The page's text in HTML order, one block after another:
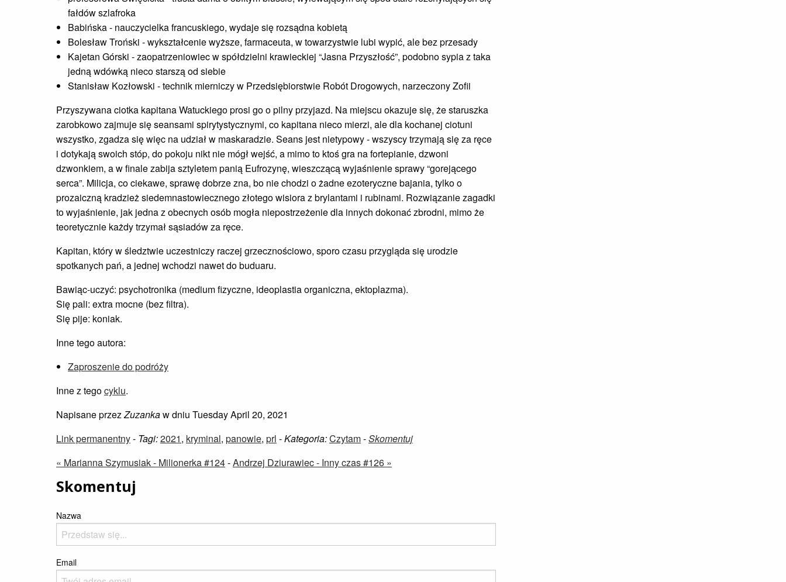
fałdów szlafroka
Babińska - nauczycielka francuskiego, wydaje się rozsądna kobietą
Bolesław Troński - wykształcenie wyższe, farmaceuta, w towarzystwie lubi wypić, ale bez przesady
Kajetan Górski - zaopatrzeniowiec w spółdzielni krawieckiej “Jasna Przyszłość”, podobno sypia z taka
jedną wdówką nieco starszą od siebie
Stanisław Kozłowski - technik mierniczy w Przedsiębiorstwie Robót Drogowych, narzeczony Zofii
Przyszywana ciotka kapitana Watuckiego prosi go o pilny przyjazd. Na miejscu okazuje się, że staruszka
zarobkowo zajmuje się seansami spirytystycznymi, co kapitana nieco mierzi, ale dla kochanej ciotuni
wszystko, zgadza się więc na udział w maskaradzie. Seans jest nietypowy - wszyscy trzymają się za ręce
i dotykają swoich stóp, do pokoju nikt nie mógł wejść, a mimo to ktoś gra na fortepianie, dzwoni
dzwonkiem, a w finale zabija sztyletem panią Eufrozynę, wieszczącą wyjaśnienie sprawy “gorejącego
serca”. Milicja, co ciekawe, sprawę dobrze zna, bo nie chodzi o żadne ezoteryczne bajania, tylko o
prozaiczną kradzież siedemnastowiecznego złotego wisiora z brylantami i rubinami. Rozwiązanie zagadki
to wyjaśnienie, jak jedna z obecnych osób mogła niepostrzeżenie dla innych dokonać zbrodni, mimo że
teoretycznie każdy trzymał sąsiadów za ręce.
Kapitan, który w śledztwie uczestniczy raczej grzecznościowo, sporo czasu przygląda się urodzie
spotkanych pań, a jednej wchodzi nawet do buduaru.
Bawiąc-uczyć: psychotronika (medium fizyczne, ideoplastia organiczna, ektoplazma).
Się pali: extra mocne (bez filtra).
Się pije: koniak.
Inne tego autora:
Zaproszenie do podróży
Inne z tegocyklu.
Napisane przez Zuzankaw dniu Tuesday April 20, 2021
Link permanentny- Tagi:2021, kryminal, panowie, prl -Kategoria:Czytam-Skomentuj
« Marianna Szymusiak - Milionerka #124-Andrzej Dziurawiec - Inny czas #126 »
Skomentuj
Nazwa
Email